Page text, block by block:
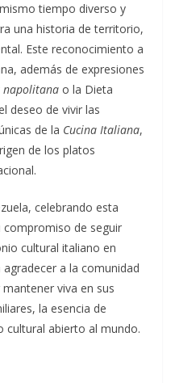
tiempo diverso y
una historia de territorio,
Este reconocimiento a
además de expresiones
napolitana o la Dieta
deseo de vivir las
de la Cucina Italiana,
de los platos
celebrando esta
de seguir
cultural italiano en
a la comunidad
viva en sus
la esencia de
cultural abierto al mundo.